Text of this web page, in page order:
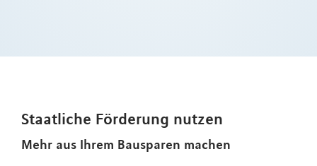
Staatliche Förderung nutzen
Mehr aus Ihrem Bausparen machen